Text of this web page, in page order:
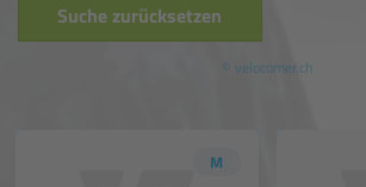
Suche zurücksetzen
© velocorner.ch
M